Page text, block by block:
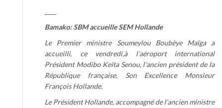
Bamako: SBM accueille SEM Hollande
Le Premier ministre Soumeylou Boubèye Maïga a
accueilli, ce vendredi,à l’aéroport international
Président Modibo Keïta Senou, l’ancien président de la
République française, Son Excellence Monsieur
François Hollande.
Le Président Hollande, accompagné de l’ancien ministre